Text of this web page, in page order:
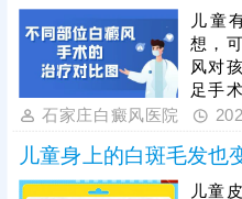
重视
用药
恢复
肤色
儿童
想，
风对
足手
非外
的手
当中
石家庄白癜风医院
儿童身上的白斑毛发也
儿童